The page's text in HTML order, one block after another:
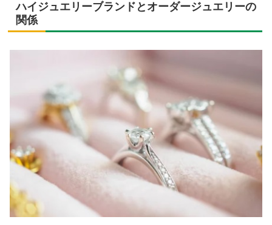
ハイジュエリーブランドとオーダージュエリーの
関係